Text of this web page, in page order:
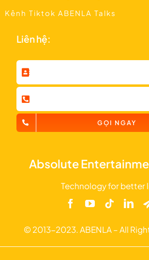
Absolute
Technology for better
Kênh Tiktok ABENLA Talks
Liên hệ:
GỌI NGAY
© 2013-2023. ABENLA – All